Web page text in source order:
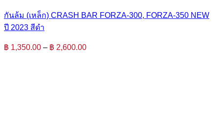
กันล้ม (เหล็ก) CRASH BAR FORZA-300, FORZA-350 NEW
ปี 2023 สีดำ
฿ 1,350.00 – ฿ 2,600.00Price